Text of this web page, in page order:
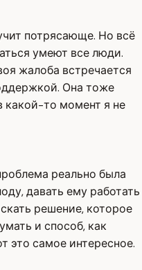
потрясающе. Но всё
умеют все люди.
жалоба встречается
Она тоже
какой-то момент я не
реально была
давать ему работать
решение, которое
и способ, как
это самое интересное.